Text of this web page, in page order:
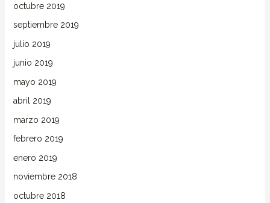
octubre 2019
septiembre 2019
julio 2019
junio 2019
mayo 2019
abril 2019
marzo 2019
febrero 2019
enero 2019
noviembre 2018
octubre 2018